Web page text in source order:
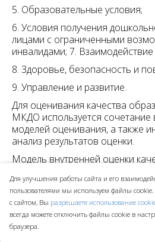
5. Образовательные условия;
6. Условия получения
лицами с ограниченными
инвалидами; 7.
8. Здоровье, безопасность и
9. Управление и развитие.
Для оценивания качества
МКДО используется
моделей оценивания, а также
анализ результатов оценки.
Модель внутренней оценки
внутреннего мониторинга
ДОО и включает:
- самооценку педагогов ДОО.
- внутреннюю оценку качества
Для улучшения работы сайта и его
пользователями мы используем файлы
с сайтом, Вы разрешаете использование
всегда можете отключить файлы cookie в
браузера.